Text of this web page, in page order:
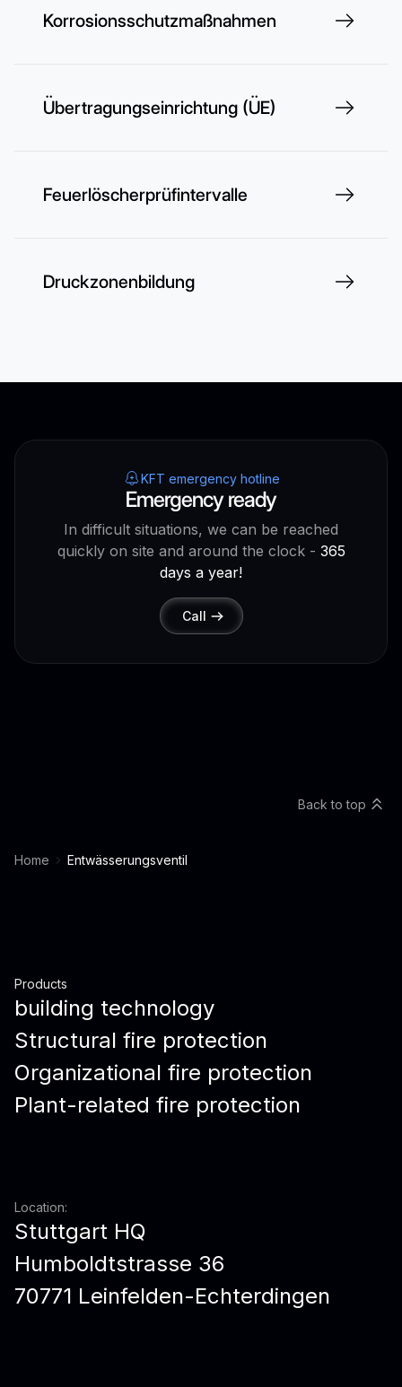
Korrosionsschutzmaßnahmen
Übertragungseinrichtung (ÜE)
Feuerlöscherprüfintervalle
Druckzonenbildung
KFT emergency hotline
Emergency ready
In difficult situations, we can be reached
quickly on site and around the clock - 365
days a year!
Call
Home Entwässerungsventil
Back to top
Products
building technology
Structural fire protection
Organizational fire protection
Plant-related fire protection
Location:
Stuttgart HQ
Humboldtstrasse 36
70771 Leinfelden-Echterdingen